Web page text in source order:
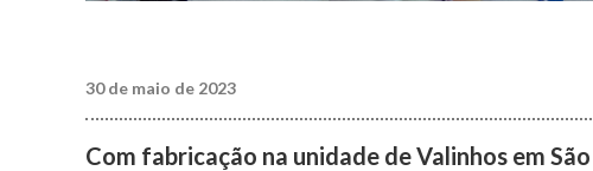
30 de maio de 2023
Com fabricação na unidade de Valinhos em